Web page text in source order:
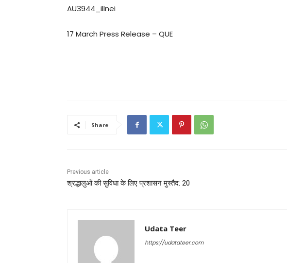
AU3944_illnei
17 March Press Release – QUE
Share
Previous article
श्रद्धालुओं की सुविधा के लिए प्रशासन मुस्तैद: 20
Udata Teer
https://udatateer.com